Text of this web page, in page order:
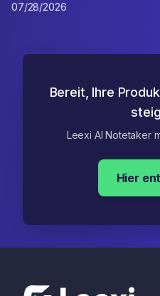
07/28/2026
Bereit, Ihre
Leexi AI Notetaker
Hier